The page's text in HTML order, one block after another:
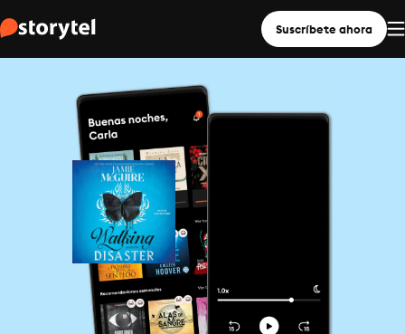
Suscríbete ahora